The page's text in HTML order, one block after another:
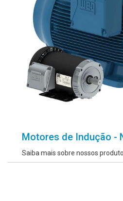
Motores de Indução -
Saiba mais sobre nossos